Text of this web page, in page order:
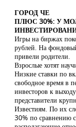
ГОРОД ЧЕ
ПЛЮС 30%: У
Игры на биржах
рублей. На
привели родители.
Взрослые хотят
Низкие ставки по
свободное время в
инвесторов к
представители
Известиям. По их
30% по сравнению